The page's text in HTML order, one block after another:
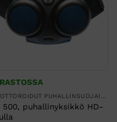
500, puhallinyksikkö HD-